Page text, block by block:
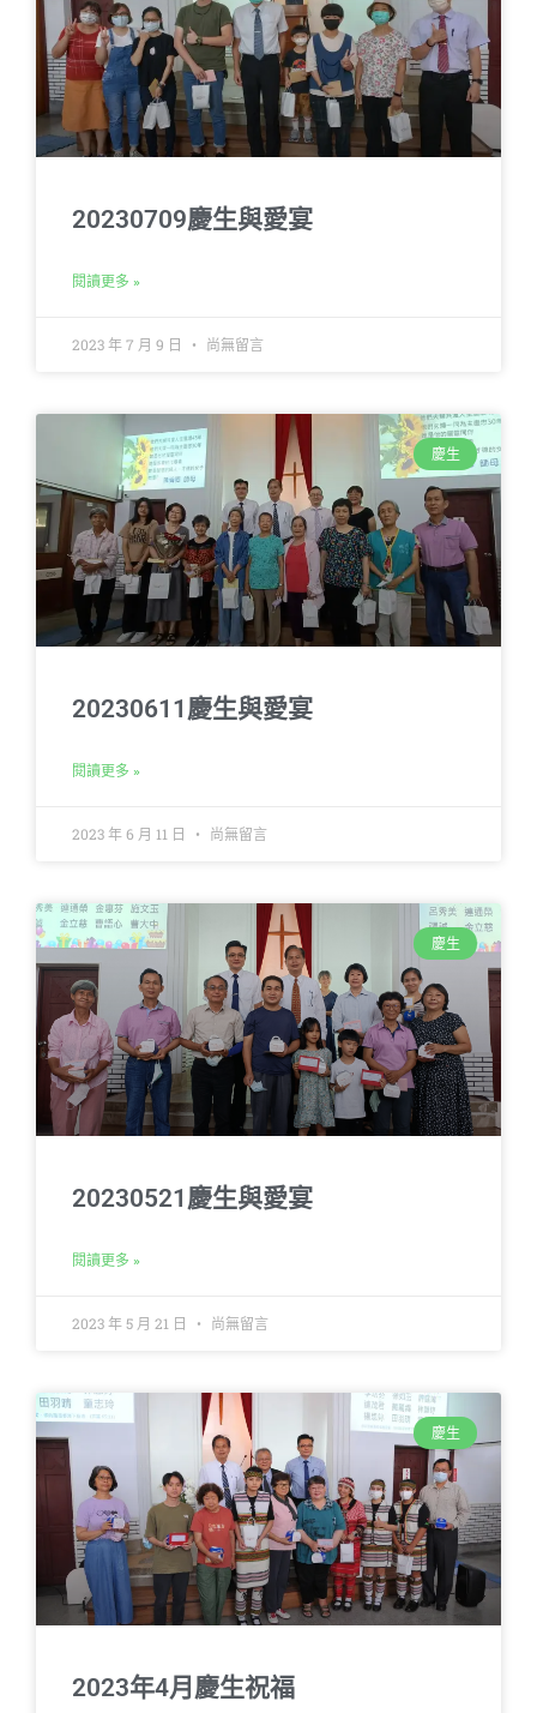
20230709慶生與愛宴
閱讀更多 »
2023 年 7 月 9 日 尚無留言
慶生
20230611慶生與愛宴
閱讀更多 »
2023 年 6 月 11 日 尚無留言
慶生
20230521慶生與愛宴
閱讀更多 »
2023 年 5 月 21 日 尚無留言
慶生
2023年4月慶生祝福